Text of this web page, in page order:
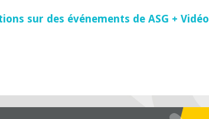
sur des événements de ASG + Vidéo